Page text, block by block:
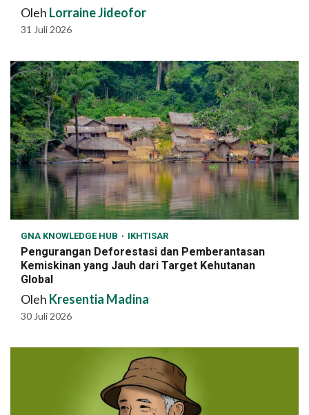
Oleh Lorraine Jideofor
31 Juli 2026
GNA KNOWLEDGE HUB IKHTISAR
Pengurangan Deforestasi dan Pemberantasan
Kemiskinan yang Jauh dari Target Kehutanan
Global
Oleh Kresentia Madina
30 Juli 2026